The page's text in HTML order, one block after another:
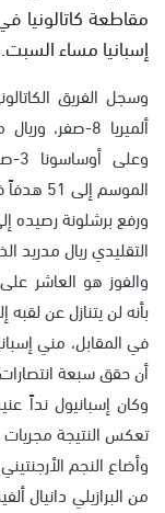
مقاطعة كاتالونيا
إسبانيا مساء السبت.
الموسم إلى 51 هدفاً في 16 مباراة.
التقليدي ريال
والفوز هو العاشر
بأنه لن يتنازل عن
في المقابل، مني
أن حقق سبعة
وكان إسبانيول نداً
تعكس النتيجة مجريات
وأضاع النجم